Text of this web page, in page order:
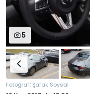
5
Fotoğraf:Şafak Soysal